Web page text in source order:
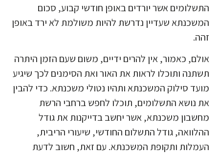
התשלומים אשר יורדים באופן חודשי קבוע, סכום
המשכנתא שעדיין נדרשת להיות משולמת לא ירד באופן
זהה.
אולם, כאמור, אין להרים ידיים, משום שעם הזמן היתרה
תשתנה ותוכלו לראות את האור ואת הסימנים לכך שיגיע
מועד סילוק המשכנתא ותהיו נטולי משכנתא. כדי להבין
את נושא התשלומים, תוכלו לחפש ברחבי הרשת
מחשבון משכנתא, אשר יחשב בדייקנות את גודל
ההלוואה, גודל התשלום החודשי, שיעורי הריבית,
העמלות ותקופת המשכנתא. עם זאת, חשוב לדעת